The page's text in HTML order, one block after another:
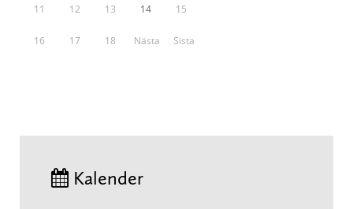
11 12 13 14 15
16 17 18 Nästa Sista
Kalender